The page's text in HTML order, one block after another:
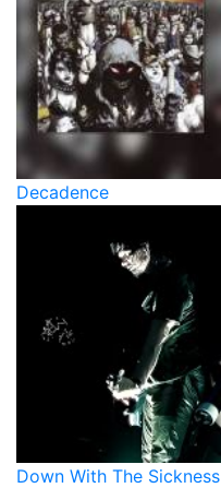
Decadence
Down With The Sickness